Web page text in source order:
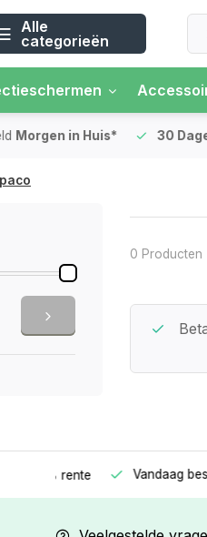
Alle
categorieën
in Huis* 30 Dagen
0 Producten
Garantie
Vandaag besteld